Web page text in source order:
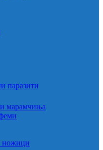
паразити
марамчиња